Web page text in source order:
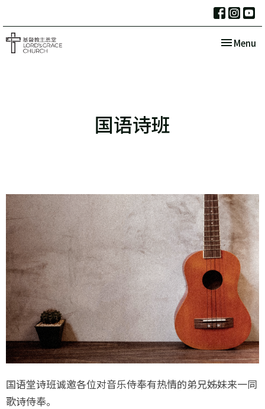
Toggle
Menu
国语诗班
国语堂诗班诚邀各位对音乐侍奉有热情的弟兄姊妹来一同
歌诗侍奉。